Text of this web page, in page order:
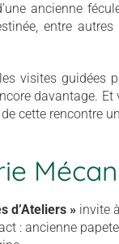
ancienne
entre
visites guidées
davantage.
cette rencontre
d’Ateliers » invite
: ancienne